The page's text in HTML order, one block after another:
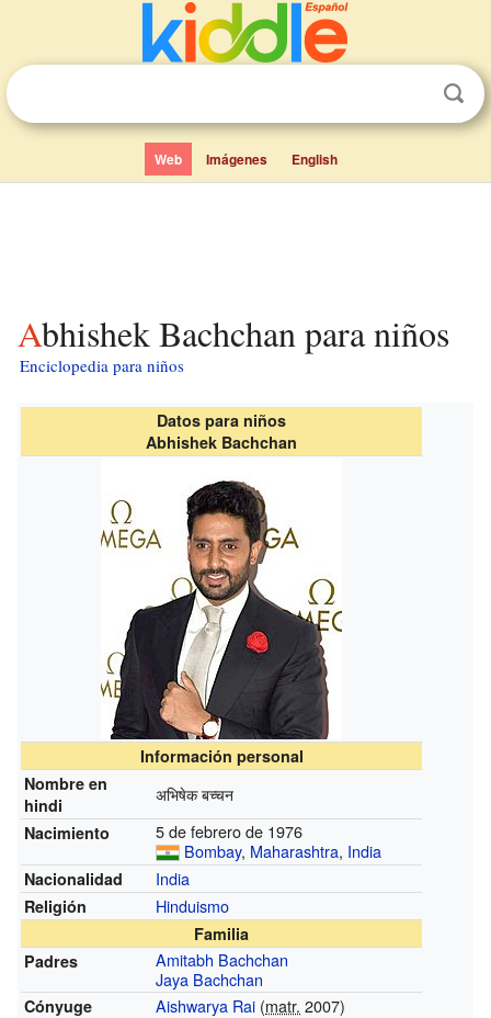
Web Imágenes English
Abhishek Bachchan para niños
Enciclopedia para niños
Datos para niños
Abhishek Bachchan
Información personal
Nombre en
hindi
अभिषेक बच्चन
Nacimiento
5 de febrero de 1976
Bombay, Maharashtra, India
Nacionalidad India
Religión Hinduismo
Familia
Padres
Amitabh Bachchan
Jaya Bachchan
Cónyuge Aishwarya Rai (matr. 2007)